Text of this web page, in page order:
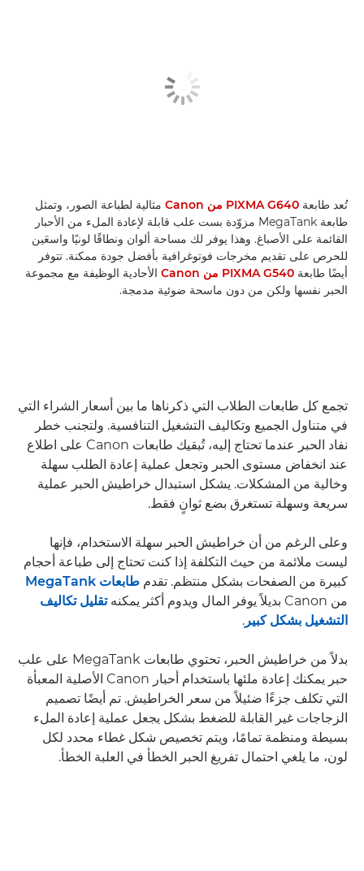
تُعد طابعة PIXMA G640 من Canon
مثالية لطباعة الصور، وتمثل
طابعة MegaTank مزوّدة بست علب قابلة لإعادة الملء من الأحبار
القائمة على الأصباغ. وهذا يوفر لك مساحة ألوان ونطاقًا لونيًا واسعَين
للحرص على تقديم مخرجات فوتوغرافية بأفضل جودة ممكنة. تتوفر
أيضًا طابعة PIXMA G540 من Canon
الأحادية الوظيفة مع مجموعة
الحبر نفسها ولكن من دون ماسحة ضوئية مدمجة.
تجمع كل طابعات الطلاب التي ذكرناها ما بين أسعار الشراء التي
في متناول الجميع وتكاليف التشغيل التنافسية. ولتجنب خطر
نفاد الحبر عندما تحتاج إليه، تُبقيك طابعات Canon على اطلاع
عند انخفاض مستوى الحبر وتجعل عملية إعادة الطلب سهلة
وخالية من المشكلات. يشكل استبدال خراطيش الحبر عملية
سريعة وسهلة تستغرق بضع ثوانٍ فقط.
وعلى الرغم من أن خراطيش الحبر سهلة الاستخدام، فإنها
ليست ملائمة من حيث التكلفة إذا كنت تحتاج إلى طباعة أحجام
كبيرة من الصفحات بشكل منتظم. تقدم طابعات MegaTank
من Canon بديلاً يوفر المال ويدوم أكثر يمكنه
تقليل تكاليف
التشغيل بشكل كبير .
بدلاً من خراطيش الحبر، تحتوي طابعات MegaTank على علب
حبر يمكنك إعادة ملئها باستخدام أحبار Canon الأصلية المعبأة
التي تكلف جزءًا ضئيلاً من سعر الخراطيش. تم أيضًا تصميم
الزجاجات غير القابلة للضغط بشكل يجعل عملية إعادة الملء
بسيطة ومنظمة تمامًا، ويتم تخصيص شكل غطاء محدد لكل
لون، ما يلغي احتمال تفريغ الحبر الخطأ في العلبة الخطأ.